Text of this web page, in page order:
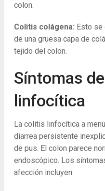
colon.
Colitis colágena: Esto se
de una gruesa capa de
tejido del colon.
Síntomas
linfocítica
La colitis linfocítica a
diarrea persistente
de pus. El colon parece
endoscópico. Los
afección incluyen: